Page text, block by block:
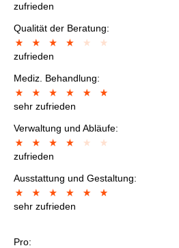
zufrieden
Qualität der Beratung:
zufrieden
Mediz. Behandlung:
sehr zufrieden
Verwaltung und Abläufe:
zufrieden
Ausstattung und Gestaltung:
sehr zufrieden
Pro: